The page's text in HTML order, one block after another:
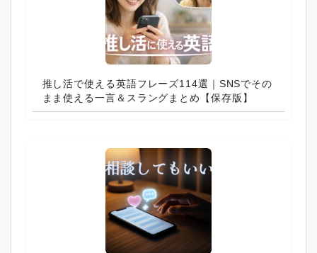
推し活で使える英語フレーズ114選｜SNSでその
まま使える一言＆スラングまとめ【保存版】